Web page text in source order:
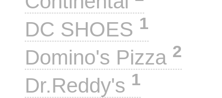
DC SHOES 1
Domino's Pizza 2
Dr.Reddy's 1